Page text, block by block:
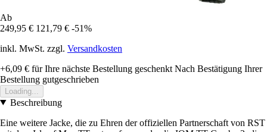
Ab
249,95 € 121,79 € -51%
inkl. MwSt. zzgl. Versandkosten
+6,09 € für Ihre nächste Bestellung geschenkt Nach Bestätigung Ihrer
Bestellung gutgeschrieben
Loading...
Beschreibung
Eine weitere Jacke, die zu Ehren der offiziellen Partnerschaft von RST